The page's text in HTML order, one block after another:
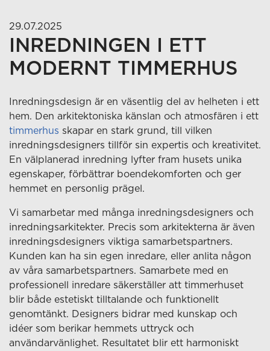
29.07.2025
INREDNINGEN I ETT
MODERNT TIMMERHUS
Inredningsdesign är en väsentlig del av helheten i ett
hem. Den arkitektoniska känslan och atmosfären i ett
timmerhus skapar en stark grund, till vilken
inredningsdesigners tillför sin expertis och kreativitet.
En välplanerad inredning lyfter fram husets unika
egenskaper, förbättrar boendekomforten och ger
hemmet en personlig prägel.
Vi samarbetar med många inredningsdesigners och
inredningsarkitekter. Precis som arkitekterna är även
inredningsdesigners viktiga samarbetspartners.
Kunden kan ha sin egen inredare, eller anlita någon
av våra samarbetspartners. Samarbete med en
professionell inredare säkerställer att timmerhuset
blir både estetiskt tilltalande och funktionellt
genomtänkt. Designers bidrar med kunskap och
idéer som berikar hemmets uttryck och
användarvänlighet. Resultatet blir ett harmoniskt